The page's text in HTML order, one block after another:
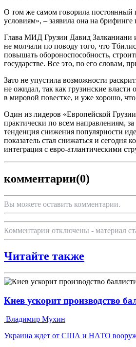
О том же самом говорила
условиям», – заявила она на
Глава МИД Грузии Давид Залканиани
не молчали по поводу того, что
повышать обороноспособность,
государстве. Все это, по его словам,
Зато не упустила возможности
не ожидал, так как грузинские
в мировой повестке, и уже хорошо,
Один из лидеров «Европейской
практически по всем направлениям,
тенденция снижения популярности
показатель стал снижаться и
интеграция с евро-атлантическими
комментарии(0)
Вы можете оставить комментарии.
Комментарии отключены - материал
Читайте также
Киев ускорит производство
Владимир Мухин
Украина ждет от США и НАТО